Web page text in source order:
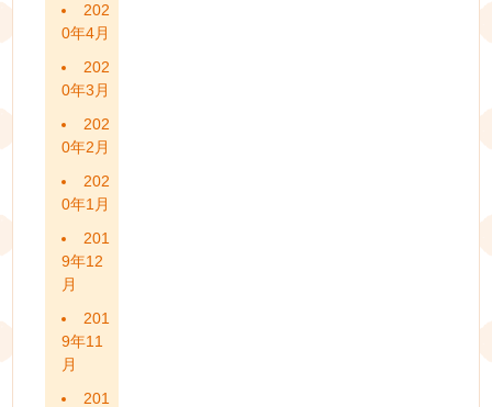
202
0年4月
202
0年3月
202
0年2月
202
0年1月
201
9年12
月
201
9年11
月
201